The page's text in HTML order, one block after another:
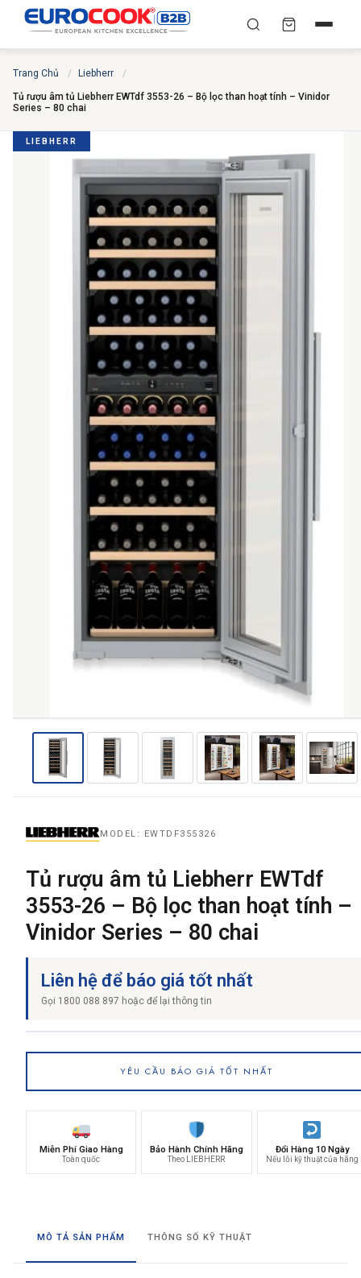
YÊU CẦU BÁO GIÁ TỐT
NHẤT
Chuyên gia liên hệ trong vòng 30 phút — Hoàn toàn
HỌ VÀ TÊN*
SỐ ĐIỆN THOẠI*
NỘI DUNG YÊU CẦU
→ GỬI YÊU CẦU BÁO GIÁ
Trang Chủ / Liebherr /
Tủ rượu âm tủ Liebherr EWTdf 3553-26 – Bộ lọc than hoạt tính – Vinidor
Series – 80 chai
LIEBHERR
MODEL: EWTDF355326
Tủ rượu âm tủ Liebherr EWTdf
3553-26 – Bộ lọc than hoạt tính –
Vinidor Series – 80 chai
Liên hệ để báo giá tốt nhất
Gọi 1800 088 897 hoặc để lại thông tin
YÊU CẦU BÁO GIÁ TỐT NHẤT
Miễn Phí Giao Hàng
Toàn quốc
Bảo Hành Chính Hãng
Theo LIEBHERR
Đổi Hàng 10 Ngày
Nếu lỗi kỹ thuật của hãng
MÔ TẢ SẢN PHẨM THÔNG SỐ KỸ THUẬT